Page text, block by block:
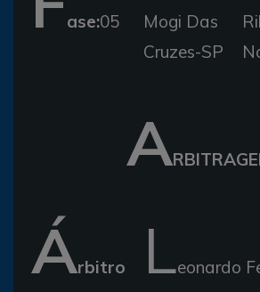
ase:05
Mogi Das
Cruzes-SP
A
Árbitro Leonardo